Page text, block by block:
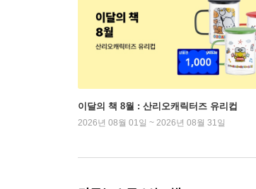
이달의 책 8월 : 산리오캐릭터즈 유리컵
2026년 08월 01일 ~ 2026년 08월 31일